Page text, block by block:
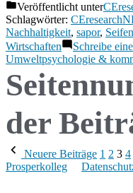
Veröffentlicht unter
Schlagwörter:
Nachhaltigkeit, sapor, Seifen
Wirtschaften
Schreibe
Umweltpsychologie &
der
Neuere Beiträge 1 2 3 4
Prosperkolleg